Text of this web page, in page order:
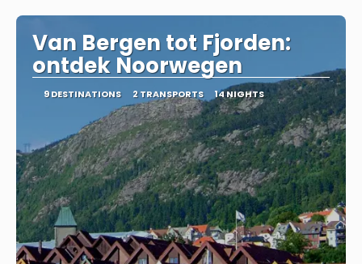
Van Bergen tot Fjorden:
ontdek Noorwegen
9 DESTINATIONS 2 TRANSPORTS 14 NIGHTS